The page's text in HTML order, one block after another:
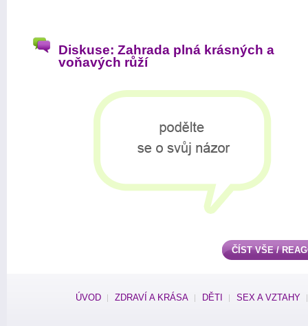
Diskuse: Zahrada plná krásných a
voňavých růží
ČÍST VŠE /
ÚVOD ZDRAVÍ A KRÁSA DĚTI SEX A VZTAHY